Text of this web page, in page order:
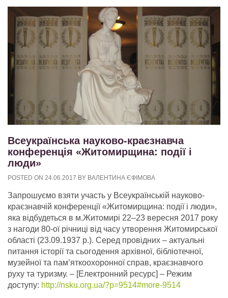
Всеукраїнська науково-краєзнавча
конференція «Житомирщина: події і
люди»
POSTED ON 24.06.2017 BY ВАЛЕНТИНА ЄФІМОВА
Запрошуємо взяти участь у Всеукраїнській науково-
краєзнавчій конференції «Житомирщина: події і люди»,
яка відбудеться в м.Житомирі 22–23 вересня 2017 року
з нагоди 80-ої річниці від часу утворення Житомирської
області (23.09.1937 р.). Серед провідних – актуальні
питання історії та сьогодення архівної, бібліотечної,
музейної та пам’яткоохоронної справ, краєзнавчого
руху та туризму. – [Електронний ресурс] – Режим
доступу: http://nsku.org.ua/?p=9514#more-9514